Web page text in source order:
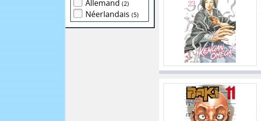
Allemand(2)
Néerlandais(5)